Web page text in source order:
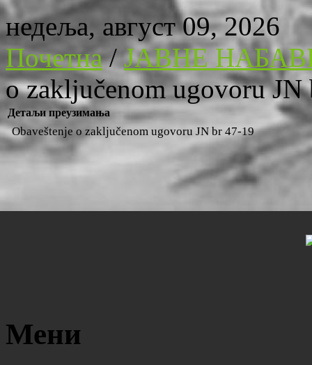
недеља, август 09, 2026
Почетна/ЈАВНЕ
o zaključenom ugovoru JN
Детаљи преузимања
Obaveštenje o zaključenom ugovoru JN br 47-19
Мени